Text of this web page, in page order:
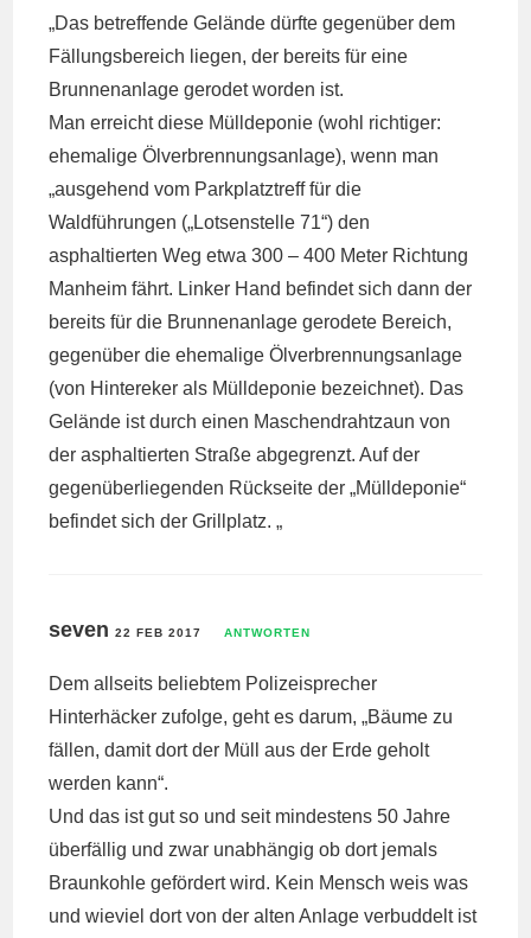
„Das betreffende Gelände dürfte gegenüber dem
Fällungsbereich liegen, der bereits für eine
Brunnenanlage gerodet worden ist.
Man erreicht diese Mülldeponie (wohl richtiger:
ehemalige Ölverbrennungsanlage), wenn man
„ausgehend vom Parkplatztreff für die
Waldführungen („Lotsenstelle 71“) den
asphaltierten Weg etwa 300 – 400 Meter Richtung
Manheim fährt. Linker Hand befindet sich dann der
bereits für die Brunnenanlage gerodete Bereich,
gegenüber die ehemalige Ölverbrennungsanlage
(von Hintereker als Mülldeponie bezeichnet). Das
Gelände ist durch einen Maschendrahtzaun von
der asphaltierten Straße abgegrenzt. Auf der
gegenüberliegenden Rückseite der „Mülldeponie“
befindet sich der Grillplatz. „
seven22 FEB 2017 ANTWORTEN
Dem allseits beliebtem Polizeisprecher
Hinterhäcker zufolge, geht es darum, „Bäume zu
fällen, damit dort der Müll aus der Erde geholt
werden kann“.
Und das ist gut so und seit mindestens 50 Jahre
überfällig und zwar unabhängig ob dort jemals
Braunkohle gefördert wird. Kein Mensch weis was
und wieviel dort von der alten Anlage verbuddelt ist